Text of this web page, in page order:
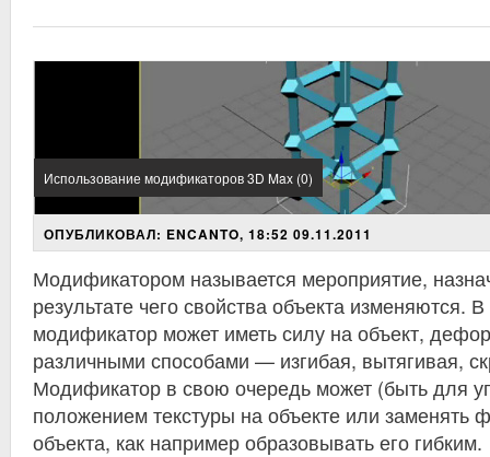
Использование модификаторов 3D Max (0)
ОПУБЛИКОВАЛ: ENCANTO, 18:52 09.11.2011
Модификатором называется мероприятие,
результате чего свойства объекта изменяются. В
модификатор может иметь силу на объект,
различными способами — изгибая, вытягивая,
Модификатор в свою очередь может (быть для
положением текстуры на объекте или заменять
объекта, как например образовывать его гибким.